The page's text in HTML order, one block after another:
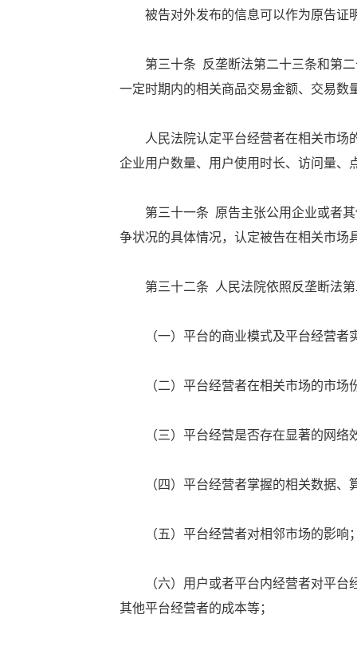
被告对外发布的信息可以作为原告证
第三十条 反垄断法第二十三条和第二
一定时期内的相关商品交易金额、交易数
人民法院认定平台经营者在相关市场的
企业用户数量、用户使用时长、访问量、
第三十一条 原告主张公用企业或者其
争状况的具体情况，认定被告在相关市场
第三十二条 人民法院依照反垄断法第
（一）平台的商业模式及平台经营者
（二）平台经营者在相关市场的市场
（三）平台经营是否存在显著的网络
（四）平台经营者掌握的相关数据、
（五）平台经营者对相邻市场的影响
（六）用户或者平台内经营者对平台经
其他平台经营者的成本等；